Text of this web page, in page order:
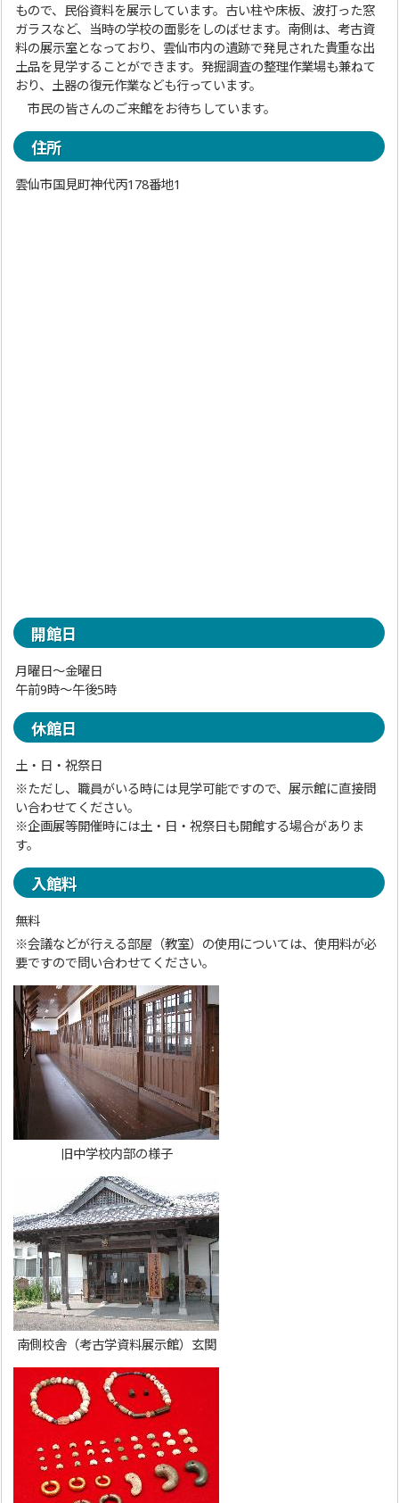
もので、民俗資料を展示しています。古い柱や床板、波打った窓
ガラスなど、当時の学校の面影をしのばせます。南側は、考古資
料の展示室となっており、雲仙市内の遺跡で発見された貴重な出
土品を見学することができます。発掘調査の整理作業場も兼ねて
おり、土器の復元作業なども行っています。
市民の皆さんのご来館をお待ちしています。
住所
雲仙市国見町神代丙178番地1
開館日
月曜日～金曜日
午前9時～午後5時
休館日
土・日・祝祭日
※ただし、職員がいる時には見学可能ですので、展示館に直接問
い合わせてください。
※企画展等開催時には土・日・祝祭日も開館する場合がありま
す。
入館料
無料
※会議などが行える部屋（教室）の使用については、使用料が必
要ですので問い合わせてください。
旧中学校内部の様子
南側校舎（考古学資料展示館）玄関